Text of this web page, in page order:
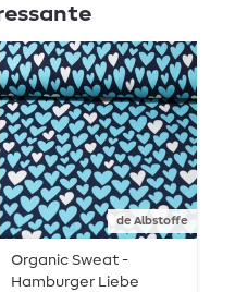
de Albstoffe
Organic Sweat -
Hamburger Liebe